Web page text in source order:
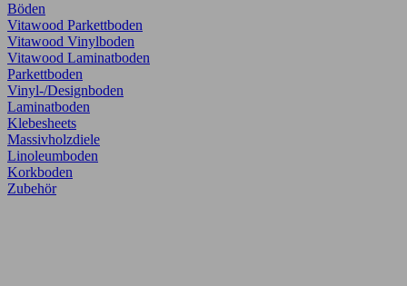
Böden
Vitawood Parkettboden
Vitawood Vinylboden
Vitawood Laminatboden
Parkettboden
Vinyl-/Designboden
Laminatboden
Klebesheets
Massivholzdiele
Linoleumboden
Korkboden
Zubehör